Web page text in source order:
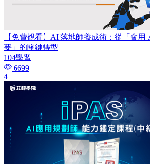
【免費觀看】AI 落地師養成術：​從「會用
要」的關鍵轉型
104學習
6699
4